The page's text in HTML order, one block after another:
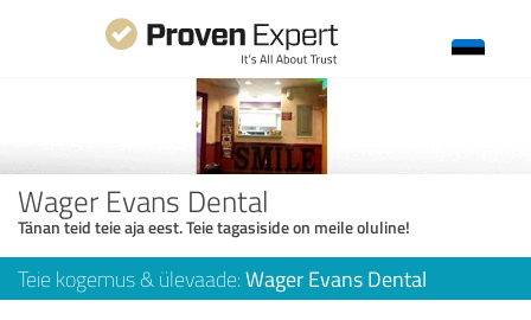
Wager Evans Dental
Tänan teid teie aja eest. Teie tagasiside on meile oluline!
Teie kogemus & ülevaade: Wager Evans Dental